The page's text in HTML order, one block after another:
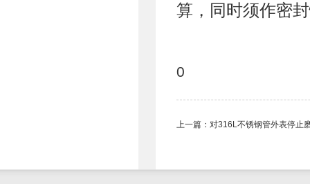
算，同时须作密
0
上一篇： 对316L不锈钢管外表停止